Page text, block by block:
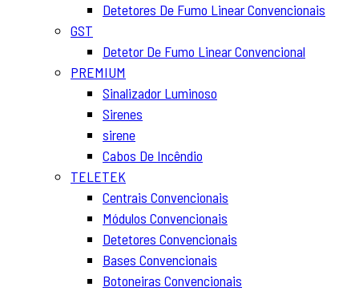
Detetores De Fumo Linear Convencionais
GST
Detetor De Fumo Linear Convencional
PREMIUM
Sinalizador Luminoso
Sirenes
sirene
Cabos De Incêndio
TELETEK
Centrais Convencionais
Módulos Convencionais
Detetores Convencionais
Bases Convencionais
Botoneiras Convencionais